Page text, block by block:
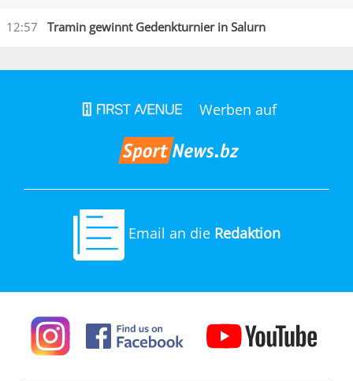
12:57 Tramin gewinnt Gedenkturnier in Salurn
Werben auf
Email an die Redaktion